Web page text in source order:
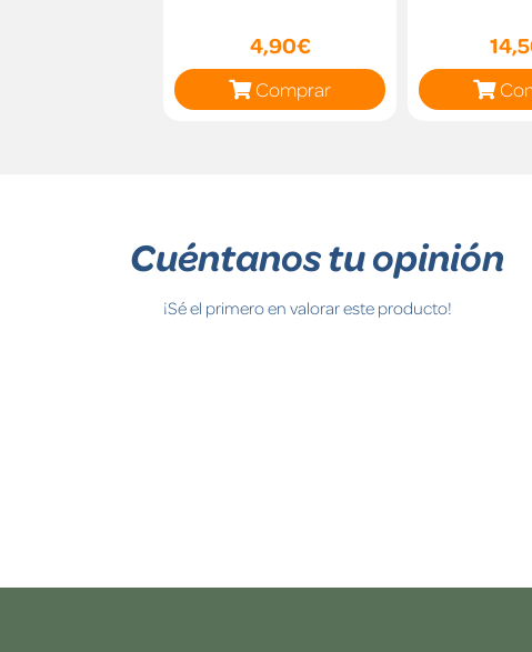
4,90€
Comprar
Cuéntanos tu opinión
¡Sé el primero en valorar este producto!